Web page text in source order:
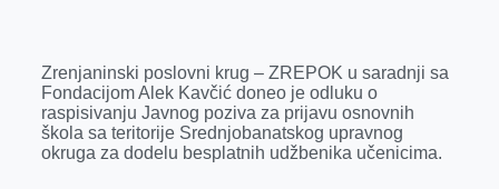
b
o
o
e
n
g
e
d
I
n
r
s
A
p
l
Zrenjaninski poslovni krug – ZREPOK u saradnji sa
Fondacijom Alek Kavčić doneo je odluku o
raspisivanju Javnog poziva za prijavu osnovnih
škola sa teritorije Srednjobanatskog upravnog
okruga za dodelu besplatnih udžbenika učenicima.